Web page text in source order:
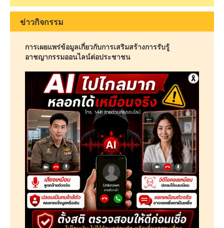
ข่าวกิจกรรม
การเผยแพร่ข้อมูลเกี่ยวกับการเสริมสร้างการรับรู้
อาชญากรรมออนไลน์ต่อประชาชน